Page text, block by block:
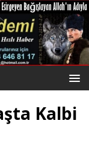
Kalbi